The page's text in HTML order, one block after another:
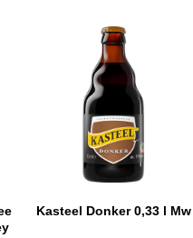
Kasteel Donker 0,33 l Mw